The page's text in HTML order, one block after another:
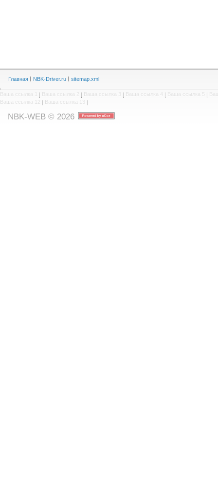
Главная NBK-Driver.ru sitemap.xml
Ваша ссылка 1 | Ваша ссылка 2 | Ваша ссылка 3 | Ваша ссылка 4 | Ваша ссылка 5 |
Ваша ссылка 12 | Ваша ссылка 13 |
NBK-WEB © 2026